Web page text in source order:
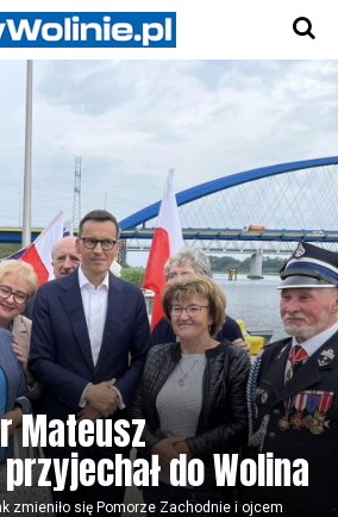
Mateusz
do Wolina
zmieniło się Pomorze Zachodnie i ojcem